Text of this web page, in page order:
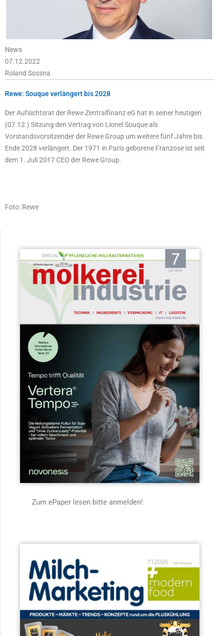
News
07.12.2022
Roland Sossna
Rewe: Souque verlängert bis 2028
Der Aufsichtsrat der Rewe Zentralfinanz eG hat in seiner heutigen
(07.12.) Sitzung den Vertrag von Lionel Souque als
Vorstandsvorsitzender der Rewe Group um weitere fünf Jahre bis
Ende 2028 verlängert. Der 1971 in Paris geborene Franzose ist seit
dem 1. Juli 2017 CEO der Rewe Group.
Foto: Rewe
Zum ePaper lesen bitte anmelden!